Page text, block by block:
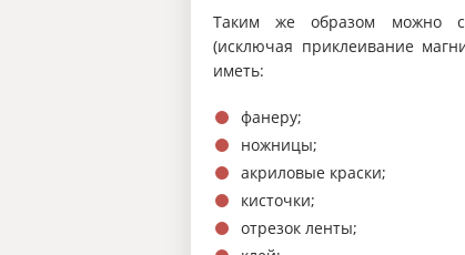
Таким же образом можно
(исключая приклеивание
иметь:
фанеру;
ножницы;
акриловые краски;
кисточки;
отрезок ленты;